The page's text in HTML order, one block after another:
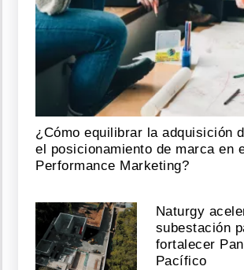
¿Cómo equilibrar la adquisición
el posicionamiento de marca en
Performance Marketing?
Naturgy
subestación
fortalecer
Pacífico